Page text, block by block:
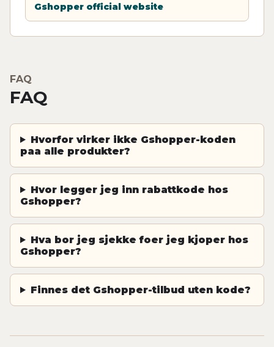
Gshopper official website
FAQ
FAQ
Hvorfor virker ikke Gshopper-koden
paa alle produkter?
Hvor legger jeg inn rabattkode hos
Gshopper?
Hva bor jeg sjekke foer jeg kjoper hos
Gshopper?
Finnes det Gshopper-tilbud uten kode?